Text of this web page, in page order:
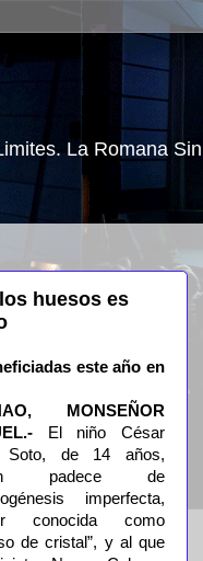
La Romana
huesos es
este año en
MONSEÑOR
El niño César
Soto, de 14 años,
padece de
imperfecta,
conocida como
de cristal”, y al que